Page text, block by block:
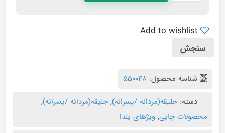
Add to wishlist
سنجش
شناسه محصول: 550048
دسته: جلیقه(مردانه /پسرانه), جلیقه(مردانه /پسرانه),
محصولات چاپی, ویژهای یلدا